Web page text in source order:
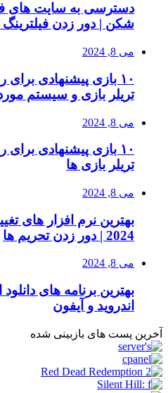
دسترسی به سایت های
شکن | دور زدن
می 8, 2024
تریلر بازی و سیستم مورد
می 8, 2024
تریلر بازی ها
می 8, 2024
بهترین نرم افزار های
2024 | دور زدن تحریم ها
می 8, 2024
اندروید و آیفون
آخرین پست های بازبینی شده